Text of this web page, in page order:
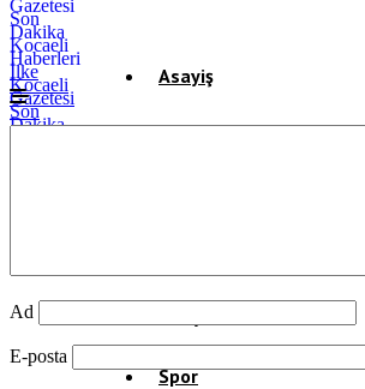
İlke
Kocaeli
Gazetesi
Son
Dakika
Asayiş
Spor
Ad
E-posta